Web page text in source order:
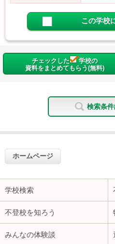
この学校
チェックした
学校の
資料をまとめてもらう(無料)
検索条
ホームページ
学校検索
不登校を知ろう
みんなの体験談